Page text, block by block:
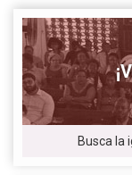
Busca la